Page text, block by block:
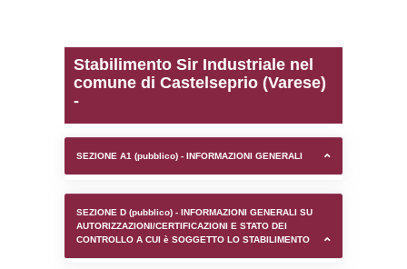
0.00021100044250488
executionMS: 0.00096988677978516